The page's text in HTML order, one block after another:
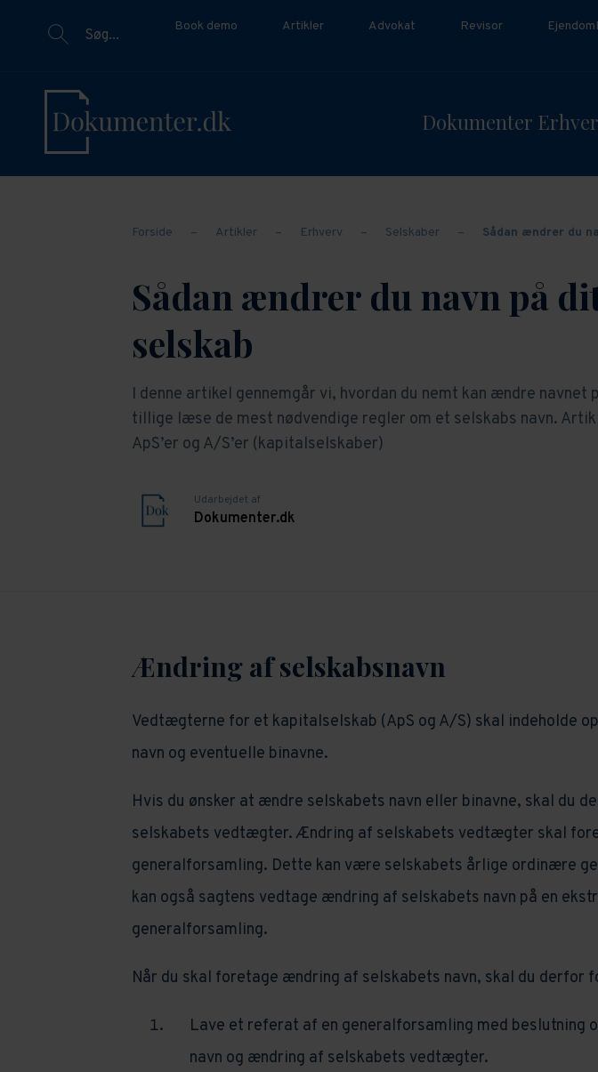
Søg...
Book demo Artikler Advokat Revisor
Dokumenter
Forside – Artikler – Erhverv – Selskaber – Sådan ændrer du
Sådan ændrer du navn på
selskab
I denne artikel gennemgår vi, hvordan du nemt kan ændre navnet
tillige læse de mest nødvendige regler om et selskabs navn.
ApS’er og A/S’er (kapitalselskaber)
Udarbejdet af
Dokumenter.dk
Ændring af selskabsnavn
Vedtægterne for et kapitalselskab (ApS og A/S) skal indeholde
navn og eventuelle binavne.
Hvis du ønsker at ændre selskabets navn eller binavne, skal du
selskabets vedtægter. Ændring af selskabets vedtægter skal
generalforsamling. Dette kan være selskabets årlige ordinære
kan også sagtens vedtage ændring af selskabets navn på en
generalforsamling.
Når du skal foretage ændring af selskabets navn, skal du derfor
Lave et referat af en generalforsamling med beslutning
navn og ændring af selskabets vedtægter.